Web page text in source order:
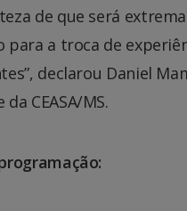
de que será
para a troca de
declarou Daniel
CEASA/MS.